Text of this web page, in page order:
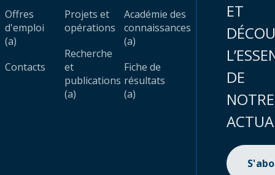
Offres
d'emploi
(a)
Contacts
Projets et
opérations
Recherche
et
publications
(a)
Académie des
connaissances
(a)
Fiche de
résultats
(a)
ET
DE
NOTRE